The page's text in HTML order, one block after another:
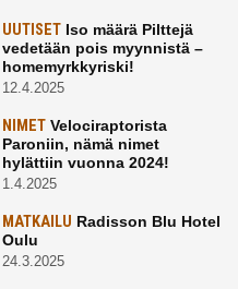
UUTISETIso määrä Pilttejä
vedetään pois myynnistä –
homemyrkkyriski!
12.4.2025
NIMETVelociraptorista
Paroniin, nämä nimet
hylättiin vuonna 2024!
1.4.2025
MATKAILU Radisson Blu Hotel
Oulu
24.3.2025